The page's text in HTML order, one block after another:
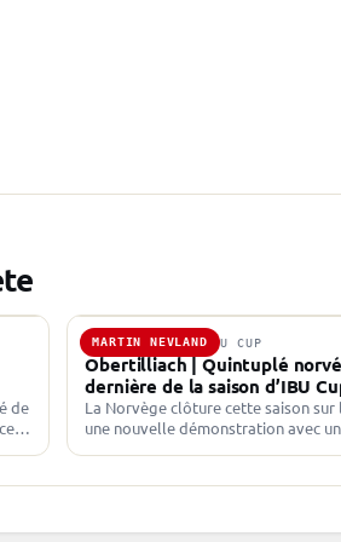
de
MARTIN NEVLAND
9 MARS 2024 · IBU CUP
Obertilliach | Quintuplé
dernière de la saison d’IBU
La Norvège clôture cette saison sur
une nouvelle démonstration avec